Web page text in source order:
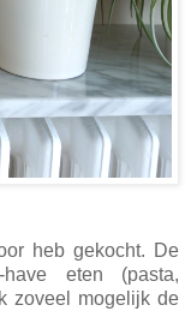
heb gekocht. De
have eten (pasta,
zoveel mogelijk de